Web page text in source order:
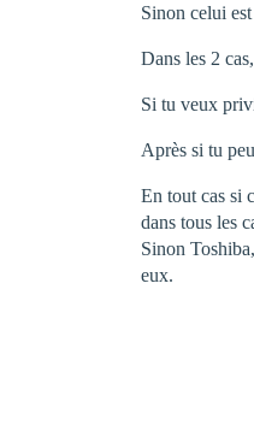
Sinon celui
Dans les 2
Si tu veux
Après si tu
En tout cas si
dans tous les
Sinon
eux.